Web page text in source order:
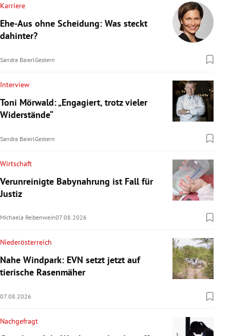
Karriere
Ehe-Aus ohne Scheidung: Was steckt
dahinter?
Sandra BaierlGestern
Interview
Toni Mörwald: „Engagiert, trotz vieler
Widerstände“
Sandra BaierlGestern
Wirtschaft
Verunreinigte Babynahrung ist Fall für
Justiz
Michaela Reibenwein07.08.2026
Niederösterreich
Nahe Windpark: EVN setzt jetzt auf
tierische Rasenmäher
07.08.2026
Nachgefragt